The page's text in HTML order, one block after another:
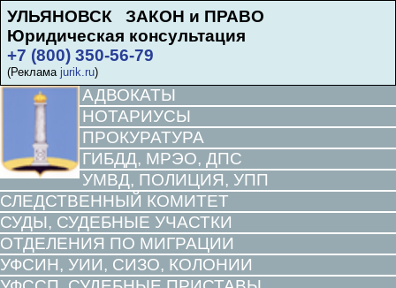
УЛЬЯНОВСК ЗАКОН и ПРАВО
Юридическая консультация
+7 (800) 350-56-79
(Реклама jurik.ru)
АДВОКАТЫ
НОТАРИУСЫ
ПРОКУРАТУРА
ГИБДД, МРЭО, ДПС
УМВД, ПОЛИЦИЯ, УПП
СЛЕДСТВЕННЫЙ КОМИТЕТ
СУДЫ, СУДЕБНЫЕ УЧАСТКИ
ОТДЕЛЕНИЯ ПО МИГРАЦИИ
УФСИН, УИИ, СИЗО, КОЛОНИИ